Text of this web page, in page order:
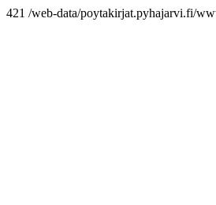
421 /web-data/poytakirjat.pyhajarvi.fi/